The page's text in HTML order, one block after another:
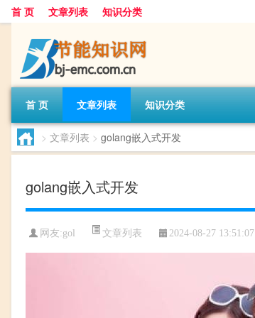
首 页 文章列表 知识分类
首 页 文章列表 知识分类
> 文章列表 > golang嵌入式开发
golang嵌入式开发
网友:gol 文章列表 2024-08-27 13:51:07